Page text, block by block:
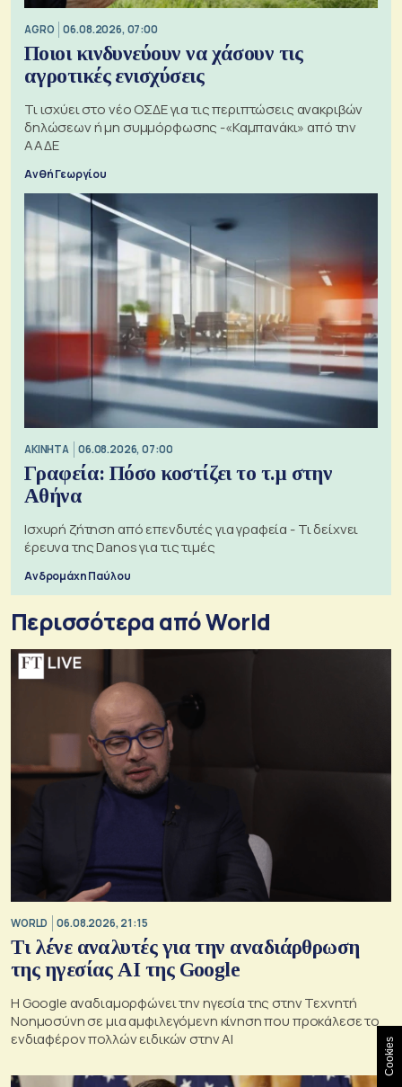
AGRO 06.08.2026, 07:00
Ποιοι κινδυνεύουν να χάσουν τις
αγροτικές ενισχύσεις
Τι ισχύει στο νέο ΟΣΔΕ για τις περιπτώσεις ανακριβών
δηλώσεων ή μη συμμόρφωσης -«Καμπανάκι» από την
ΑΑΔΕ
Ανθή Γεωργίου
ΑΚΙΝΗΤΑ 06.08.2026, 07:00
Γραφεία: Πόσο κοστίζει το τ.μ στην
Αθήνα
Ισχυρή ζήτηση από επενδυτές για γραφεία - Τι δείχνει
έρευνα της Danos για τις τιμές
Ανδρομάχη Παύλου
Περισσότερα από World
WORLD 06.08.2026, 21:15
Τι λένε αναλυτές για την αναδιάρθρωση
της ηγεσίας ΑΙ της Google
Η Google αναδιαμορφώνει την ηγεσία της στην Τεχνητή
Νοημοσύνη σε μια αμφιλεγόμενη κίνηση που προκάλεσε το
ενδιαφέρον πολλών ειδικών στην ΑΙ
Cookies